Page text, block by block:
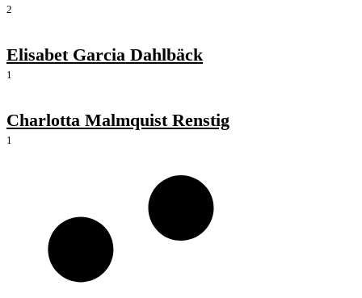
2
Elisabet Garcia Dahlbäck
1
Charlotta Malmquist Renstig
1